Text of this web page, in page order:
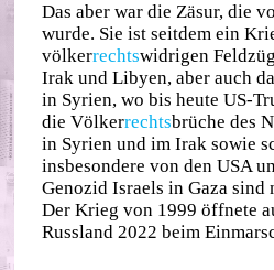
Das aber war die Zäsur, die
wurde. Sie ist seitdem ein
völkerrechtswidrigen
Irak und Libyen, aber auch
in Syrien, wo bis heute US-
die Völkerrechtsbrüche des
in Syrien und im Irak sowie
insbesondere von den USA
Genozid Israels in Gaza sind
Der Krieg von 1999 öffnete
Russland 2022 beim